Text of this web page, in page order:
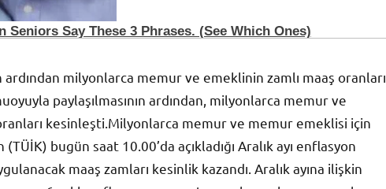
ardından milyonlarca memur ve emeklinin zamlı maaş oranları
paylaşılmasının ardından, milyonlarca memur ve
kesinleşti.Milyonlarca memur ve memur emeklisi için
bugün saat 10.00’da açıkladığı Aralık ayı enflasyon
maaş zamları kesinlik kazandı. Aralık ayına ilişkin